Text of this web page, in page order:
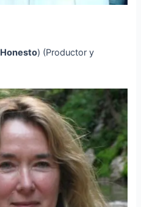
Honesto) (Productor y